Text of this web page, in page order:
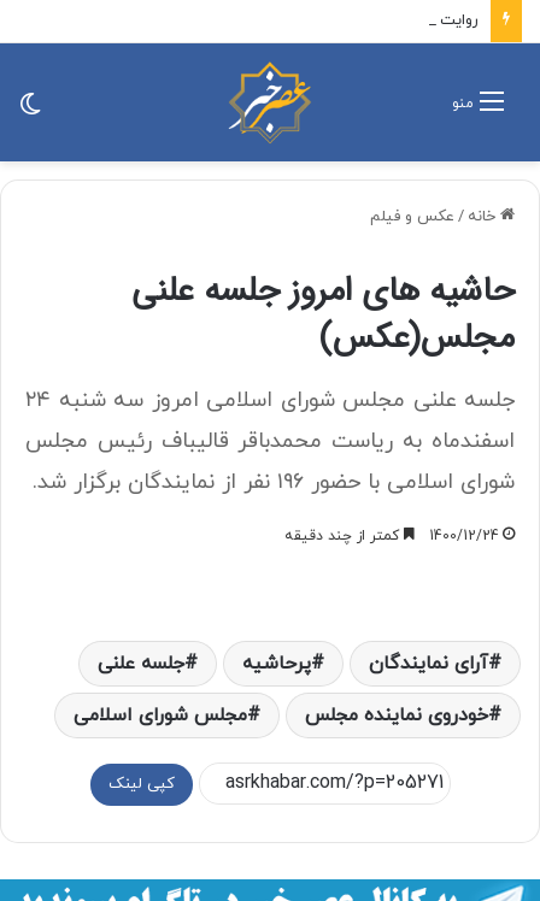
منو
خانه / عکس و فیلم
حاشیه های امروز جلسه علنی
مجلس(عكس)
جلسه علنی مجلس شورای اسلامی امروز سه شنبه ۲۴
اسفندماه به ریاست محمدباقر قالیباف رئیس مجلس
شورای اسلامی با حضور ۱۹۶ نفر از نمایندگان برگزار شد.
1400/12/24 کمتر از چند دقیقه
آرای نمایندگان پرحاشیه
جلسه علنی
خودروی نماینده مجلس
مجلس شورای اسلامی
کپی لینک